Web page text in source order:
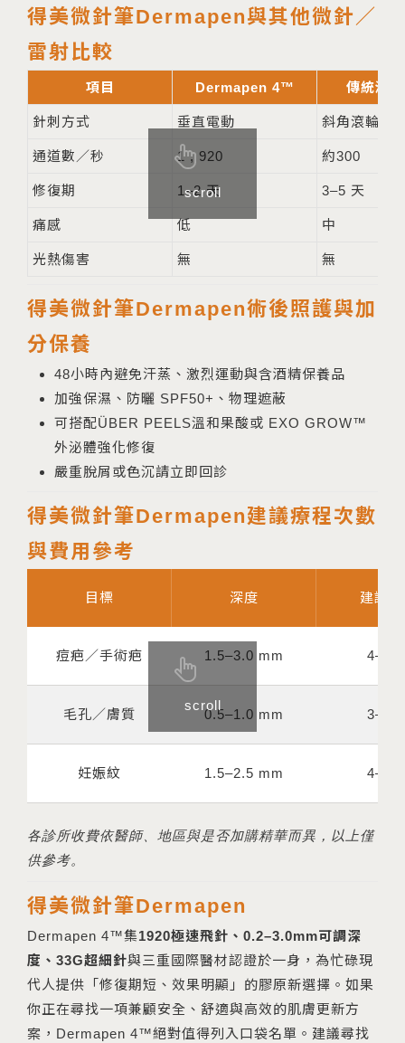
得美微針筆Dermapen與其他微針／
雷射比較
scroll
項目 Dermapen 4™ 傳統滾
針刺方式 垂直電動 斜角滾輪
通道數／秒 1 , 920 約300
修復期 1–2 天 3–5 天
痛感 低 中
光熱傷害 無 無
得美微針筆Dermapen術後照護與加
分保養
48小時內避免汗蒸、激烈運動與含酒精保養品
加強保濕、防曬 SPF50+、物理遮蔽
可搭配ÜBER PEELS溫和果酸或 EXO GROW™
外泌體強化修復
嚴重脫屑或色沉請立即回診
得美微針筆Dermapen建議療程次數
與費用參考
scroll
目標 深度 建議
痘疤／手術疤 1.5–3.0 mm 4–6
毛孔／膚質 0.5–1.0 mm 3–5
妊娠紋 1.5–2.5 mm 4–6
各診所收費依醫師、地區與是否加購精華而異，以上僅
供參考。
得美微針筆Dermapen
Dermapen 4™集1920極速飛針、0.2–3.0mm可調深
度、33G超細針與三重國際醫材認證於一身，為忙碌現
代人提供「修復期短、效果明顯」的膠原新選擇。如果
你正在尋找一項兼顧安全、舒適與高效的肌膚更新方
案，Dermapen 4™絕對值得列入口袋名單。建議尋找